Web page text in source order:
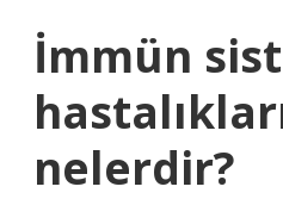
İmmün
nelerdir?